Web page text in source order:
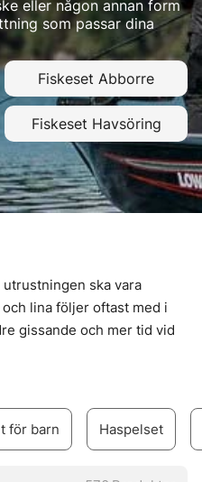
eller någon annan form
som passar dina
Fiskeset Abborre
Fiskeset Havsöring
ska vara
lina följer oftast med i
gissande och mer tid vid
en extra rigg som bara
för olika lägen. Ett allround-
mellan sjö, älv och brygga.
för barn Haspelset